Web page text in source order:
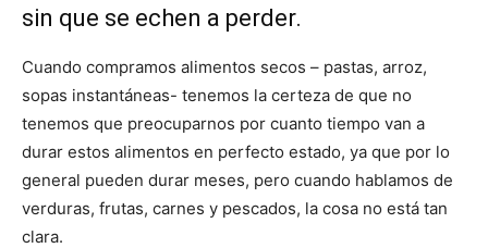
Cocina
Online
|
sin que se echen a perder.
Cuando compramos alimentos secos – pastas, arroz,
sopas instantáneas- tenemos la certeza de que no
tenemos que preocuparnos por cuanto tiempo van a
durar estos alimentos en perfecto estado, ya que por lo
general pueden durar meses, pero cuando hablamos de
verduras, frutas, carnes y pescados, la cosa no está tan
clara.